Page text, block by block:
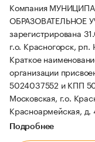
Компания
ОБРАЗОВАТЕЛЬНОЕ
зарегистрирована
г.о. Красногорск,
Краткое
организации
5024037552 и КПП
Московская, г.о.
Красноармейская, д.
Подробнее